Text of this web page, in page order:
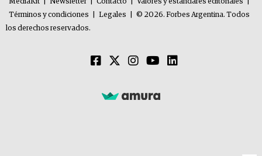
Términos y condiciones
Legales
© 2026. Forbes Argentina. Todos
los derechos reservados.